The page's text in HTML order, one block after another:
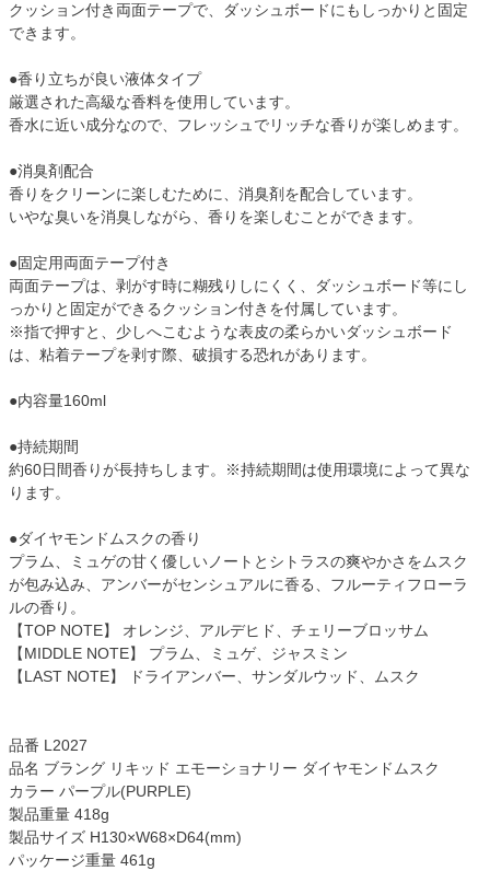
クッション付き両面テープで、ダッシュボードにもしっかりと固定
できます。
●香り立ちが良い液体タイプ
厳選された高級な香料を使用しています。
香水に近い成分なので、フレッシュでリッチな香りが楽しめます。
●消臭剤配合
香りをクリーンに楽しむために、消臭剤を配合しています。
いやな臭いを消臭しながら、香りを楽しむことができます。
●固定用両面テープ付き
両面テープは、剥がす時に糊残りしにくく、ダッシュボード等にし
っかりと固定ができるクッション付きを付属しています。
※指で押すと、少しへこむような表皮の柔らかいダッシュボード
は、粘着テープを剥す際、破損する恐れがあります。
●内容量160ml
●持続期間
約60日間香りが長持ちします。※持続期間は使用環境によって異な
ります。
●ダイヤモンドムスクの香り
プラム、ミュゲの甘く優しいノートとシトラスの爽やかさをムスク
が包み込み、アンバーがセンシュアルに香る、フルーティフローラ
ルの香り。
【TOP NOTE】 オレンジ、アルデヒド、チェリーブロッサム
【MIDDLE NOTE】 プラム、ミュゲ、ジャスミン
【LAST NOTE】 ドライアンバー、サンダルウッド、ムスク
品番 L2027
品名 ブラング リキッド エモーショナリー ダイヤモンドムスク
カラー パープル(PURPLE)
製品重量 418g
製品サイズ H130×W68×D64(mm)
パッケージ重量 461g